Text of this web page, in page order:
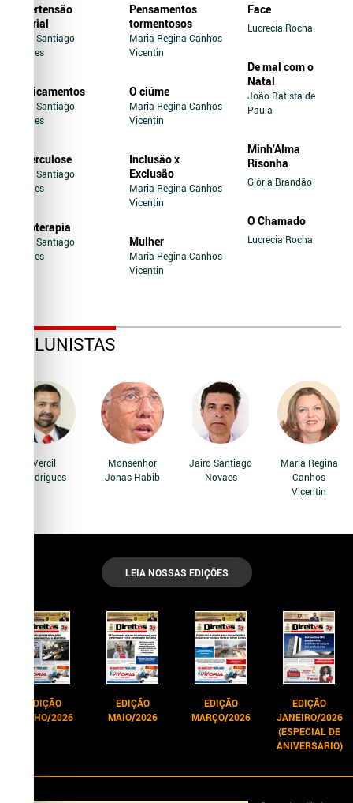
Hipertensão
Arterial
Jairo Santiago
Novaes
Medicamentos
Jairo Santiago
Novaes
Tuberculose
Jairo Santiago
Novaes
Soroterapia
Jairo Santiago
Novaes
Pensamentos
tormentosos
Maria Regina Canhos
Vicentin
O ciúme
Maria Regina Canhos
Vicentin
Inclusão x
Exclusão
Maria Regina Canhos
Vicentin
Mulher
Maria Regina Canhos
Vicentin
Face
Lucrecia Rocha
De mal com o
Natal
João Batista de
Paula
Minh’Alma
Risonha
Glória Brandão
O Chamado
Lucrecia Rocha
COLUNISTAS
Vercil
Rodrigues
Monsenhor
Jonas Habib
Jairo Santiago
Novaes
Maria Regina
Canhos
Vicentin
LEIA NOSSAS EDIÇÕES
EDIÇÃO
JUNHO/2026
EDIÇÃO
MAIO/2026
EDIÇÃO
MARÇO/2026
EDIÇÃO
JANEIRO/2026
(ESPECIAL DE
ANIVERSÁRIO)